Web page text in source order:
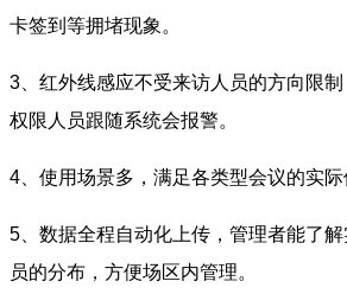
卡签到等拥堵现象。
3、红外线感应不受来访人员的方向限
权限人员跟随系统会报警。
4、使用场景多，满足各类型会议的实际
5、数据全程自动化上传，管理者能了
员的分布，方便场区内管理。